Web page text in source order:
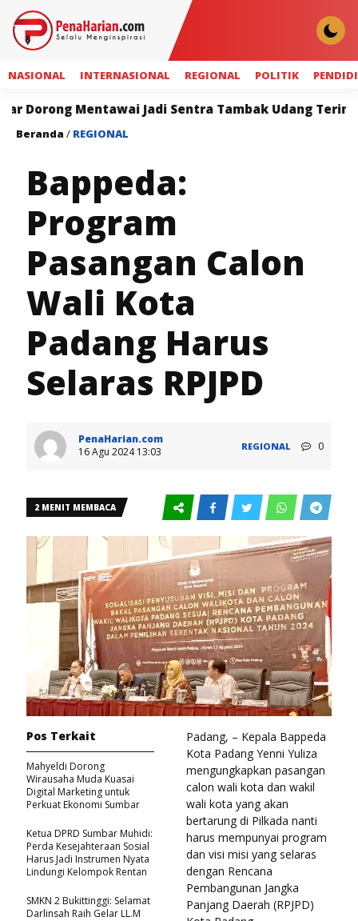
NASIONAL INTERNASIONAL REGIONAL POLITIK
Mentawai Jadi Sentra Tambak Udang Terintegrasi
Beranda / REGIONAL
Bappeda:
Program
Pasangan Calon
Wali Kota
Padang Harus
Selaras RPJPD
PenaHarian.com
16 Agu 2024 13:03
REGIONAL 0
2 MENIT MEMBACA
Padang, – Kepala Bappeda
Kota Padang Yenni Yuliza
mengungkapkan pasangan
calon wali kota dan wakil
wali kota yang akan
bertarung di Pilkada nanti
harus mempunyai program
dan visi misi yang selaras
dengan Rencana
Pembangunan Jangka
Panjang Daerah (RPJPD)
Pos Terkait
Mahyeldi Dorong
Wirausaha Muda Kuasai
Digital Marketing untuk
Perkuat Ekonomi Sumbar
Ketua DPRD Sumbar Muhidi:
Perda Kesejahteraan Sosial
Harus Jadi Instrumen Nyata
Lindungi Kelompok Rentan
SMKN 2 Bukittinggi: Selamat
Darlinsah Raih Gelar LL.M